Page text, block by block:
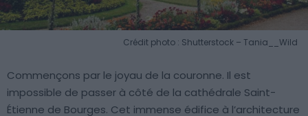
Crédit photo : Shutterstock – Tania__Wild
Commençons par le joyau de la couronne. Il est
impossible de passer à côté de la cathédrale Saint-
Étienne de Bourges. Cet immense édifice à l’architecture